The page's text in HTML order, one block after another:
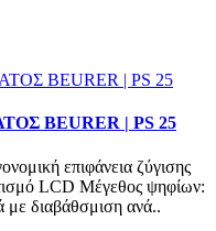
BEURER | PS 25
επιφάνεια ζύγισης
LCD Μέγεθος ψηφίων:
με διαβάθσμιση ανά..